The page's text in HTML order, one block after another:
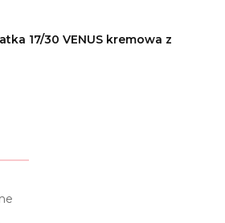
17/30 VENUS kremowa z